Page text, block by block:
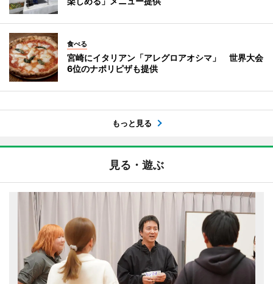
食べる
宮崎にイタリアン「アレグロアオシマ」 世界大会
6位のナポリピザも提供
もっと見る
見る・遊ぶ